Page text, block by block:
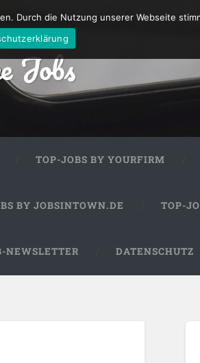
Jobs
TOP-JOBS BY YOURFIRM
BY JOBSINTOWN.DE TOP-
NEWSLETTER DATENSCHUTZ
Durch die Nutzung unserer Webseite